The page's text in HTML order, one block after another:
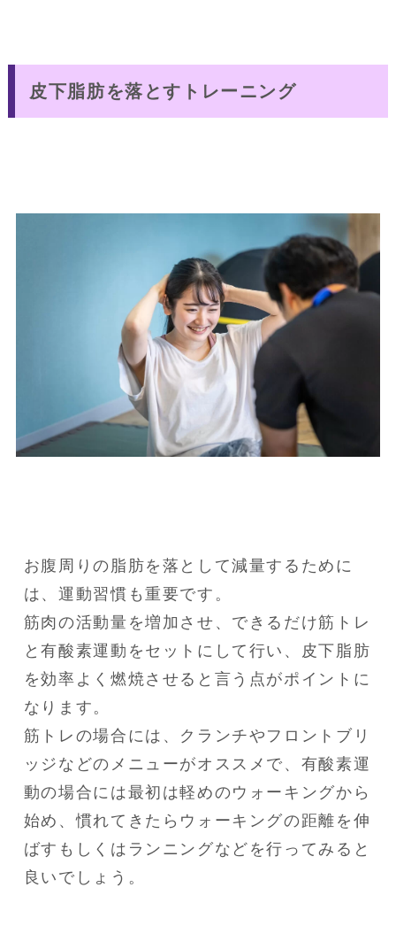
皮下脂肪を落とすトレーニング
お腹周りの脂肪を落として減量するために
は、運動習慣も重要です。
筋肉の活動量を増加させ、できるだけ筋トレ
と有酸素運動をセットにして行い、皮下脂肪
を効率よく燃焼させると言う点がポイントに
なります。
筋トレの場合には、クランチやフロントブリ
ッジなどのメニューがオススメで、有酸素運
動の場合には最初は軽めのウォーキングから
始め、慣れてきたらウォーキングの距離を伸
ばすもしくはランニングなどを行ってみると
良いでしょう。